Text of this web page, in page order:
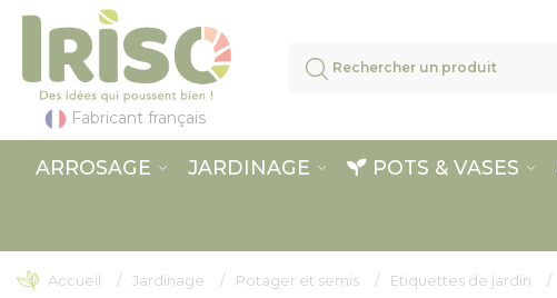
Fabricant français
ARROSAGE JARDINAGE POTS & VASES
Accueil Jardinage Potager et semis Etiquettes de jardin
Panneau de gestion des cookies